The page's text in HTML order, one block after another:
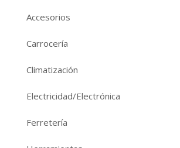
Accesorios
Carrocería
Climatización
Electricidad/Electrónica
Ferretería